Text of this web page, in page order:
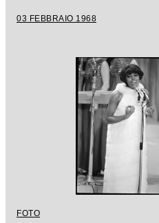
03 FEBBRAIO 1968
FOTO